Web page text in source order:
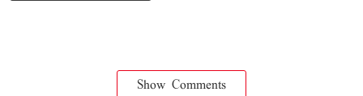
Show Comments